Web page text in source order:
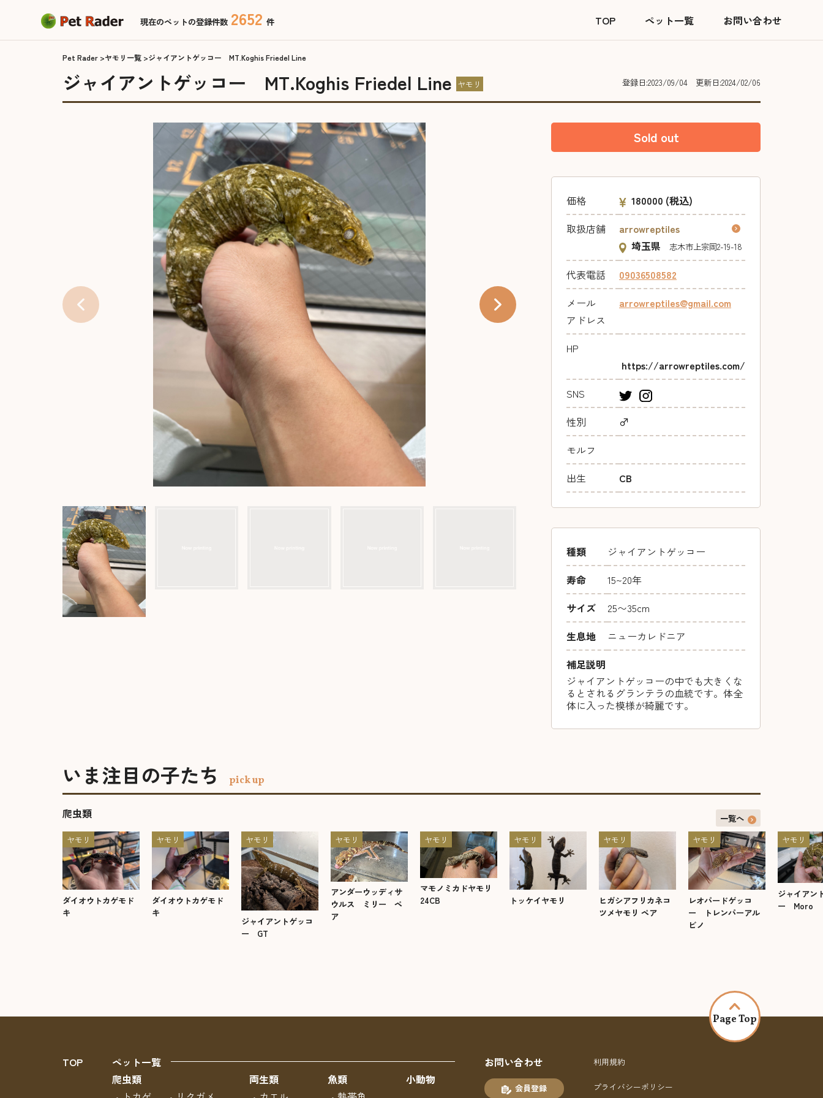
現在のペットの登録件数 2652 件 TOP ペット一覧 お問い合わせ
Pet Rader ヤモリ一覧 ジャイアントゲッコー MT.Koghis Friedel Line
ジャイアントゲッコー MT.Koghis Friedel Line ヤモリ 登録日:2023/09/04 更新日:2024/02/06
Sold out
価格 180000 (税込)
取扱店舗
arrowreptiles
埼玉県
志木市上宗岡2-19-18
代表電話
09036508582
メール
アドレス
arrowreptiles@gmail.com
HP
https://arrowreptiles.com/
SNS
性別
♂
モルフ
出生
CB
種類
ジャイアントゲッコー
寿命
15~20年
サイズ
25〜35cm
生息地
ニューカレドニア
補足説明
ジャイアントゲッコーの中でも大きくな
るとされるグランテラの血統です。体全
体に入った模様が綺麗です。
いま注目の子たち pick up
爬虫類
一覧へ
ヤモリ
ダイオウトカゲモド
キ
ヤモリ
ダイオウトカゲモド
キ
ヤモリ
ジャイアントゲッコ
ー GT
ヤモリ
アンダーウッディサ
ウルス ミリー ペ
ア
ヤモリ
マモノミカドヤモリ
24CB
ヤモリ
トッケイヤモリ
ヤモリ
ヒガシアフリカネコ
ツメヤモリ ペア
ヤモリ
レオパードゲッコ
ー トレンパーアル
ビノ
ヤモリ
ジャイアン
ー Moro
TOP
ペット一覧
爬虫類
両生類
魚類
小動物
お問い合わせ
会員登録
利用規約
プライバシーポリシー
Page Top